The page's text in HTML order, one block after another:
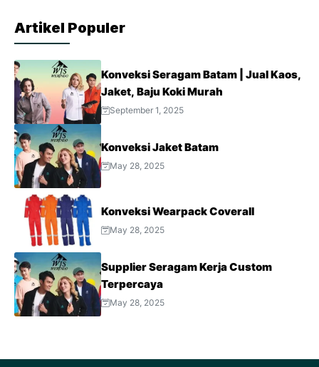
Artikel Populer
Konveksi Seragam Batam | Jual Kaos,
Jaket, Baju Koki Murah
September 1, 2025
Konveksi Jaket Batam
May 28, 2025
Konveksi Wearpack Coverall
May 28, 2025
Supplier Seragam Kerja Custom
Terpercaya
May 28, 2025